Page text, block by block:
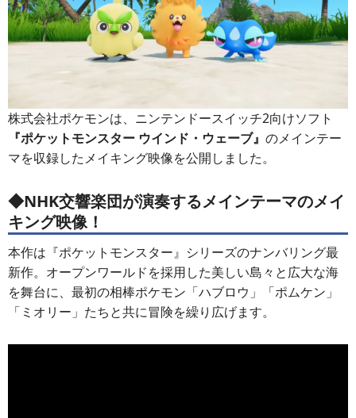
株式会社ポケモンは、ニンテンドースイッチ2向けソフト
『ポケットモンスター ウインド・ウェーブ』 のメインテー
マを収録したメイキング映像を公開しました。
◆NHK交響楽団が演奏するメインテーマのメイ
キング映像！
本作は『ポケットモンスター』シリーズのナンバリング最
新作。オープンワールドを採用した美しい島々と広大な海
を舞台に、最初の相棒ポケモン「ハブロウ」「ポムケン」
「ミオリー」たちと共に冒険を繰り広げます。